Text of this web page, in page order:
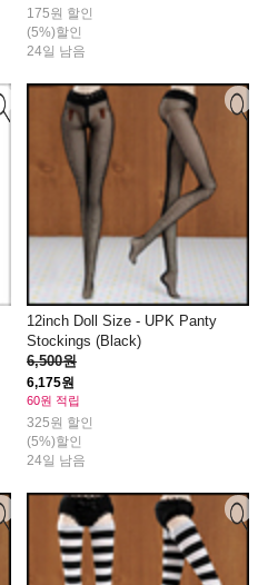
175원 할인
(5%)할인
24일 남음
12inch Doll Size - UPK Panty
Stockings (Black)
6,500원
6,175원
60원 적립
325원 할인
(5%)할인
24일 남음